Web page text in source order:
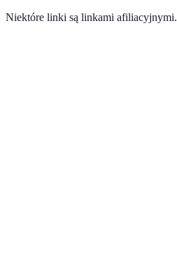
Niektóre linki są linkami afiliacyjnymi.